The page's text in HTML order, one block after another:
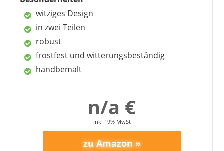
nicht bekannt
witziges Design
in zwei Teilen
robust
frostfest und witterungsbeständig
handbemalt
n/a €
inkl 19% MwSt